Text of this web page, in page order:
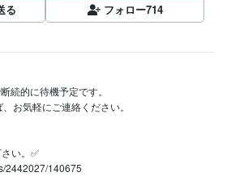
る
フォロー714
続的に待機予定です。
お気軽にご連絡ください。
い。✅
2442027/140675